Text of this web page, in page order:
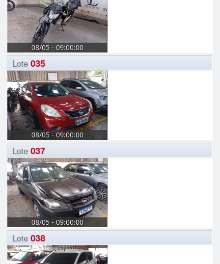
08/05 - 09:00:00
Lote 035
08/05 - 09:00:00
Lote 037
08/05 - 09:00:00
Lote 038